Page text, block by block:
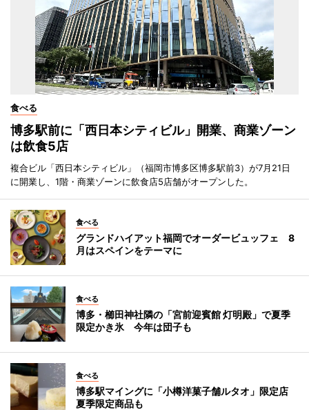
食べる
博多駅前に「西日本シティビル」開業、商業ゾーン
は飲食5店
複合ビル「西日本シティビル」（福岡市博多区博多駅前3）が7月21日
に開業し、1階・商業ゾーンに飲食店5店舗がオープンした。
食べる
グランドハイアット福岡でオーダービュッフェ 8
月はスペインをテーマに
食べる
博多・櫛田神社隣の「宮前迎賓館 灯明殿」で夏季
限定かき氷 今年は団子も
食べる
博多駅マイングに「小樽洋菓子舗ルタオ」限定店
夏季限定商品も